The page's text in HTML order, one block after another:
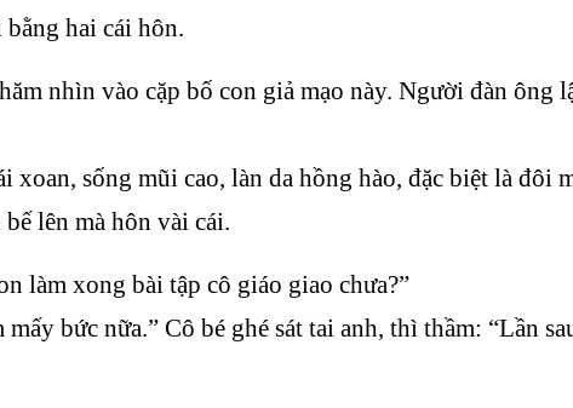
hai cái hôn.
nhìn vào cặp bố con giả mạo này. Người đàn ông
xoan, sống mũi cao, làn da hồng hào, đặc biệt là đôi
lên mà hôn vài cái.
làm xong bài tập cô giáo giao chưa?”
bức nữa.” Cô bé ghé sát tai anh, thì thầm: “Lần